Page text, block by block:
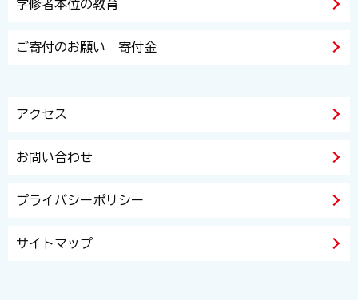
学修者本位の教育
ご寄付のお願い 寄付金
アクセス
お問い合わせ
プライバシーポリシー
サイトマップ